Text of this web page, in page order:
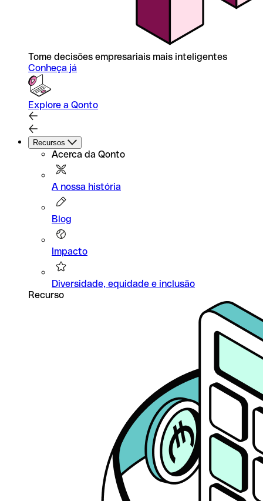
Tome decisões empresariais mais inteligentes
Conheça já
Explore a Qonto
Recursos
Acerca da Qonto
A nossa história
Blog
Impacto
Diversidade, equidade e inclusão
Recurso